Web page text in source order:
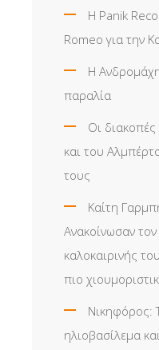
Η Panik
Romeo για την
Η
παραλία
Οι
και του
τους
Καίτη
Ανακοίνωσαν
καλοκαιρινής
πιο
Νικηφόρος:
ηλιοβασίλεμα